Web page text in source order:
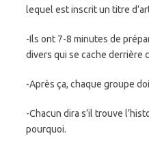
lequel est inscrit un titre
-Ils ont 7-8 minutes de
divers qui se cache derrière
-Après ça, chaque groupe
-Chacun dira s’il trouve
pourquoi.